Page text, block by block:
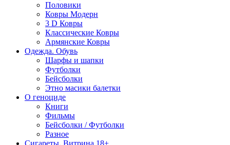
Половики
Ковры Модерн
3 D Ковры
Классические Ковры
Армянские Ковры
Одежда. Обувь
Шарфы и шапки
Футболки
Бейсболки
Этно масики балетки
О геноциде
Книги
Фильмы
Бейсболки / Футболки
Разное
Сигареты. Витрина 18+